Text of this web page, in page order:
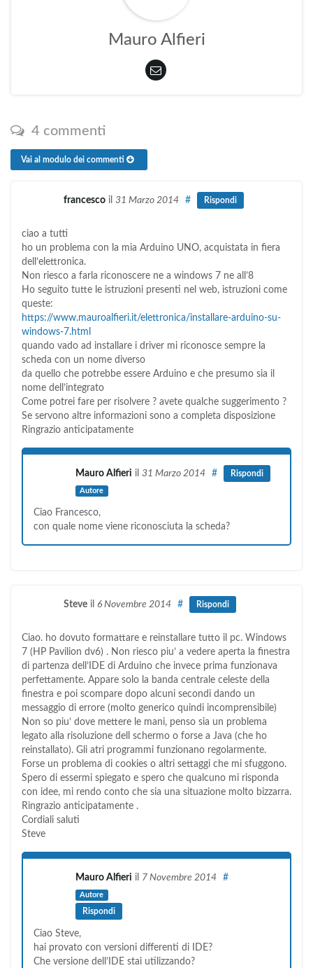
Mauro Alfieri
4 commenti
Vai al modulo dei commenti
francesco il 31 Marzo 2014 # Rispondi
ciao a tutti
ho un problema con la mia Arduino UNO, acquistata in fiera
dell’elettronica.
Non riesco a farla riconoscere ne a windows 7 ne all’8
Ho seguito tutte le istruzioni presenti nel web, istruzioni come
queste:
https://www.mauroalfieri.it/elettronica/installare-arduino-su-
windows-7.html
quando vado ad installare i driver mi riconosce sempre la
scheda con un nome diverso
da quello che potrebbe essere Arduino e che presumo sia il
nome dell’integrato
Come potrei fare per risolvere ? avete qualche suggerimento ?
Se servono altre informazioni sono a completa disposizione
Ringrazio anticipatamente
Mauro Alfieri il 31 Marzo 2014
Autore
# Rispondi
Ciao Francesco,
con quale nome viene riconosciuta la scheda?
Steve il 6 Novembre 2014 # Rispondi
Ciao. ho dovuto formattare e reinstallare tutto il pc. Windows
7 (HP Pavilion dv6) . Non riesco piu’ a vedere aperta la finestra
di partenza dell’IDE di Arduino che invece prima funzionava
perfettamente. Appare solo la banda centrale celeste della
finestra e poi scompare dopo alcuni secondi dando un
messaggio di errore (molto generico quindi incomprensibile)
Non so piu’ dove mettere le mani, penso sia un problema
legato alla risoluzione dell schermo o forse a Java (che ho
reinstallato). Gli atri programmi funzionano regolarmente.
Forse un problema di cookies o altri settaggi che mi sfuggono.
Spero di essermi spiegato e spero che qualcuno mi risponda
con idee, mi rendo conto che sia una situazione molto bizzarra.
Ringrazio anticipatamente .
Cordiali saluti
Steve
Mauro Alfieri il 7 Novembre 2014
Autore
#
Rispondi
Ciao Steve,
hai provato con versioni differenti di IDE?
Che versione dell’IDE stai utilizzando?